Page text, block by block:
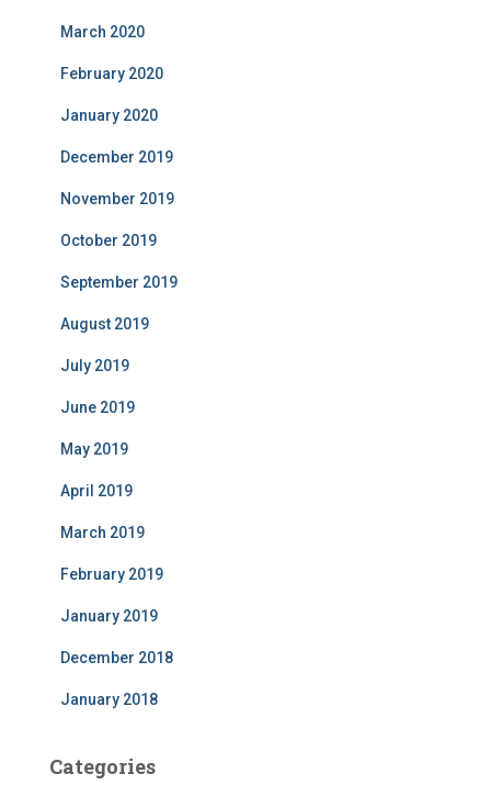
March 2020
February 2020
January 2020
December 2019
November 2019
October 2019
September 2019
August 2019
July 2019
June 2019
May 2019
April 2019
March 2019
February 2019
January 2019
December 2018
January 2018
Categories